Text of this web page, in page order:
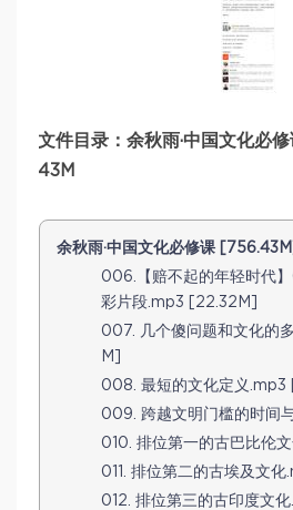
文件目录：余秋雨·中国文化必
43M
余秋雨·中国文化必修课 [756.43M]
006.【赔不起的年轻时代
彩片段.mp3 [22.32M]
007. 几个傻问题和文化的
M]
008. 最短的文化定义.mp3
009. 跨越文明门槛的时间
010. 排位第一的古巴比伦
011. 排位第二的古埃及文
012. 排位第三的古印度文